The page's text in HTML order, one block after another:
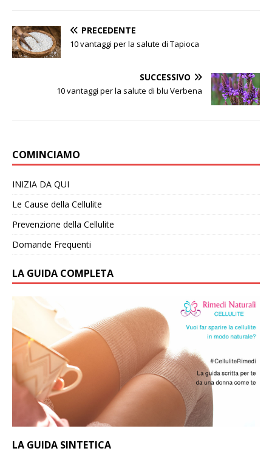
PRECEDENTE
10 vantaggi per la salute di Tapioca
SUCCESSIVO
10 vantaggi per la salute di blu Verbena
COMINCIAMO
INIZIA DA QUI
Le Cause della Cellulite
Prevenzione della Cellulite
Domande Frequenti
LA GUIDA COMPLETA
LA GUIDA SINTETICA